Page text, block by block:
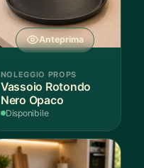
Anteprima
NOLEGGIO PROPS
Vassoio Rotondo
Nero Opaco
Disponibile